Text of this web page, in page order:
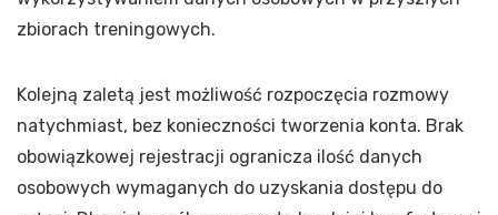
zbiorach treningowych.
Kolejną zaletą jest możliwość rozpoczęcia rozmowy
natychmiast, bez konieczności tworzenia konta. Brak
obowiązkowej rejestracji ogranicza ilość danych
osobowych wymaganych do uzyskania dostępu do